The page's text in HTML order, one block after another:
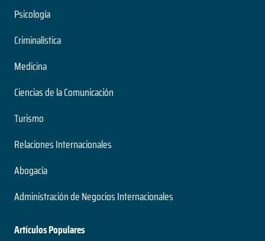
Psicología
Criminalística
Medicina
Ciencias de la Comunicación
Turismo
Relaciones Internacionales
Abogacía
Administración de Negocios Internacionales
Artículos Populares